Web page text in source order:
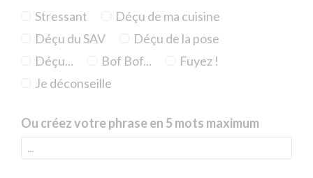
Stressant
Déçu de ma cuisine
Déçu du SAV
Déçu de la pose
Déçu...
Bof Bof...
Fuyez !
Je déconseille
Ou créez votre phrase en 5 mots maximum